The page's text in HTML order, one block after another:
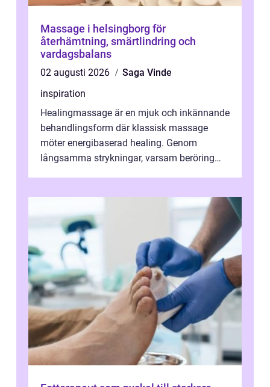
Massage i helsingborg för
återhämtning, smärtlindring och
vardagsbalans
02 augusti 2026
Saga Vinde
inspiration
Healingmassage är en mjuk och inkännande
behandlingsform där klassisk massage
möter energibaserad healing. Genom
långsamma strykningar, varsam beröring